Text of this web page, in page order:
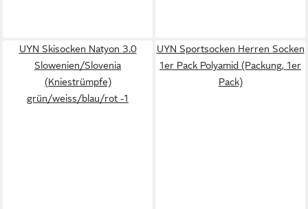
UYN Skisocken Natyon 3.0
Slowenien/Slovenia
(Kniestrümpfe)
grün/weiss/blau/rot -1
UYN Sportsocken Herren Socken
1er Pack Polyamid (Packung, 1er
Pack)